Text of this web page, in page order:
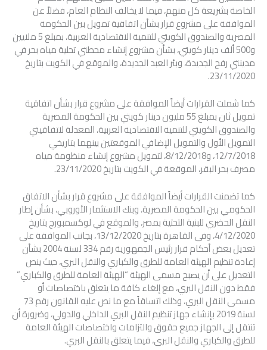
الخاصة بشريعة كل منهم، فيما لا يخالف النظام العام، فضلاً عن
الموافقة على مشروع قرار بشأن اتفاقية تمويل بين الحكومة
المصرية والصندوق الكويتي للتنمية الاقتصادية العربية، بمبلغ 5 ملايين
و500 ألف دينار كويتي، بشأن مشروع إنشاء محطتي تحلية مياه بحر في
مدينتي رفح الجديدة، وبئر العبد الجديدة، والموقع في الكويت بتاريخ
23/11/2020.
كما شملت القرارات أيضاً الموافقة على مشروع قرار بشأن اتفاقية
تمويل ثان بمبلغ 55 مليون دينار كويتي بين الحكومة المصرية
والصندوق الكويتي للتنمية الاقتصادية العربية، المعدلة لاتفاقيتي
التمويل الأول والتمويل الإضافي الموقعتين بينهما بتاريخي
12/7/2018، و8/12/2018، لتمويل مشروع إنشاء منظومة مياه
مصرف بحر البقر، الموقعة في الكويت بتاريخ 23/11/2020.
كما تضمنت القرارات أيضاً الموافقة على مشروع قرار بشأن الاتفاق
الحكومي بين الحكومة المصرية، وبنك الاستثمار الأوروبي، بشأن إطار
النقل الحضري للبنية التحتية بمصر، والموقع في لوكسمبورج بتاريخ
4/12/2020، وفى القاهرة بتاريخ 13/12/2020، بجانب الموافقة على
تعديل بعض أحكام قرار رئيس الجمهورية رقم 334 لسنة 2004 بشأن
إعادة تنظيم الهيئة العامة للطرق والكباري والنقل البري، حيث ينص
التعديل على أن يصبح مسمى الهيئة “الهيئة العامة للطرق والكباري”
فقط دون النقل البري، مع إلغاء كافة ما يتعلق باختصاصات أو
مسمى النقل البري، وذلك اتساقاً مع ما نص عليه القانون رقم 73
لسنة 2019 بإنشاء جهاز تنظيم النقل البري الداخلي والدولي، وضرورة أن
تنتقل إلى الجهاز جميع حقوق والتزامات واختصاصات الهيئة العامة
للطرق والكباري والنقل البرى، فيما يتعلق بالنقل البري.